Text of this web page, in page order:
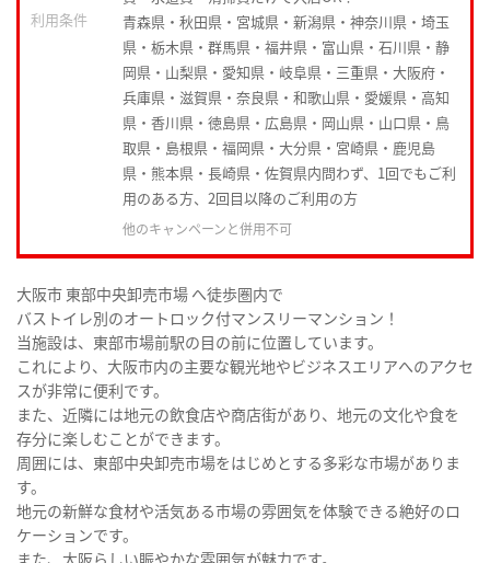
利用条件
青森県・秋田県・宮城県・新潟県・神奈川県・埼玉
県・栃木県・群馬県・福井県・富山県・石川県・静
岡県・山梨県・愛知県・岐阜県・三重県・大阪府・
兵庫県・滋賀県・奈良県・和歌山県・愛媛県・高知
県・香川県・徳島県・広島県・岡山県・山口県・鳥
取県・島根県・福岡県・大分県・宮崎県・鹿児島
県・熊本県・長崎県・佐賀県内問わず、1回でもご利
用のある方、2回目以降のご利用の方
他のキャンペーンと併用不可
大阪市 東部中央卸売市場 へ徒歩圏内で
バストイレ別のオートロック付マンスリーマンション！
当施設は、東部市場前駅の目の前に位置しています。
これにより、大阪市内の主要な観光地やビジネスエリアへのアクセ
スが非常に便利です。
また、近隣には地元の飲食店や商店街があり、地元の文化や食を
存分に楽しむことができます。
周囲には、東部中央卸売市場をはじめとする多彩な市場がありま
す。
地元の新鮮な食材や活気ある市場の雰囲気を体験できる絶好のロ
ケーションです。
また、大阪らしい賑やかな雰囲気が魅力です。